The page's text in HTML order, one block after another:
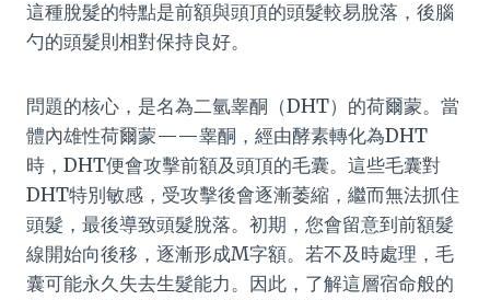
這種脫髮的特點是前額與頭頂的頭髮較易脫落，後腦
勺的頭髮則相對保持良好。
問題的核心，是名為二氫睾酮（DHT）的荷爾蒙。當
體內雄性荷爾蒙——睾酮，經由酵素轉化為DHT
時，DHT便會攻擊前額及頭頂的毛囊。這些毛囊對
DHT特別敏感，受攻擊後會逐漸萎縮，繼而無法抓住
頭髮，最後導致頭髮脫落。初期，您會留意到前額髮
線開始向後移，逐漸形成M字額。若不及時處理，毛
囊可能永久失去生髮能力。因此，了解這層宿命般的